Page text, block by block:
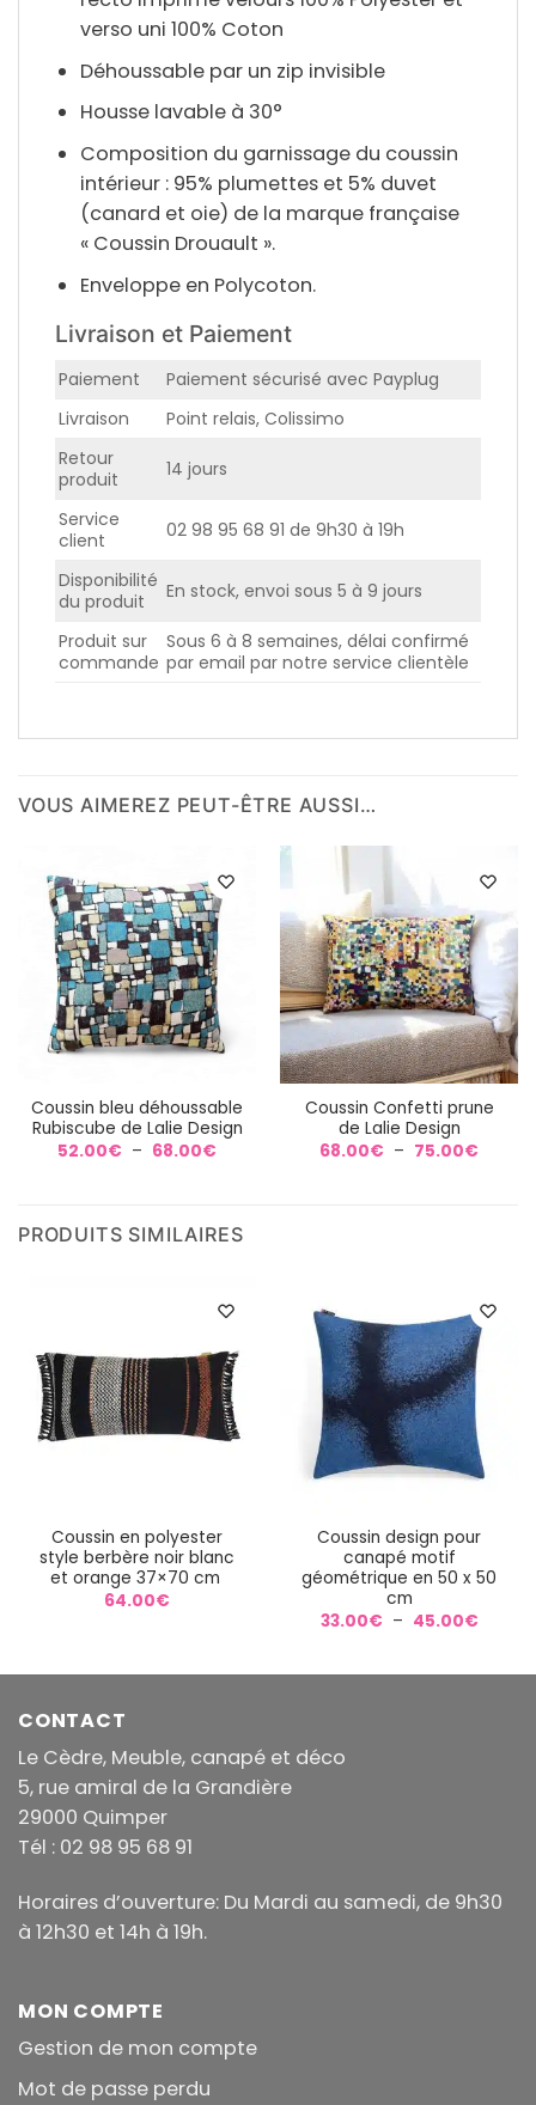
verso uni 100% Coton
Déhoussable par un zip invisible
Housse lavable à 30°
Composition du garnissage du coussin
intérieur : 95% plumettes et 5% duvet
(canard et oie) de la marque française
« Coussin Drouault ».
Enveloppe en Polycoton.
Livraison et Paiement
Paiement
Paiement sécurisé avec Payplug
Livraison
Point relais, Colissimo
Retour
produit
14 jours
Service
client
02 98 95 68 91 de 9h30 à 19h
Disponibilité
du produit
En stock, envoi sous 5 à 9 jours
Produit sur
commande
Sous 6 à 8 semaines, délai confirmé
par email par notre service clientèle
VOUS AIMEREZ PEUT-ÊTRE AUSSI…
Coussin bleu déhoussable
Rubiscube de Lalie Design
52.00€ – 68.00€
68.00€
Coussin Confetti prune
de Lalie Design
68.00€ – 75.00€
PRODUITS SIMILAIRES
Coussin en polyester
style berbère noir blanc
et orange 37×70 cm
64.00€
Coussin design pour
canapé motif
géométrique en 50 x 50
cm
33.00€ – 45.00€Plage
à
CONTACT
Le Cèdre, Meuble, canapé et déco
5, rue amiral de la Grandière
29000 Quimper
Tél : 02 98 95 68 91
Horaires d’ouverture: Du Mardi au samedi, de 9h30
à 12h30 et 14h à 19h.
MON COMPTE
Gestion de mon compte
Mot de passe perdu